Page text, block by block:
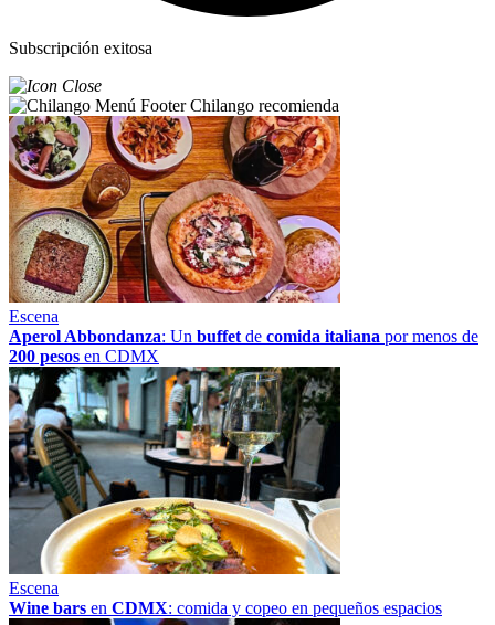
Subscripción exitosa
Chilango recomienda
Escena
Aperol Abbondanza: Un buffet de comida italiana por menos de
200 pesos en CDMX
Escena
Wine bars en CDMX: comida y copeo en pequeños espacios